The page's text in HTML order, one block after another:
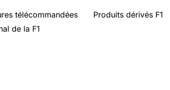
télécommandées Produits dérivés F1
de la F1